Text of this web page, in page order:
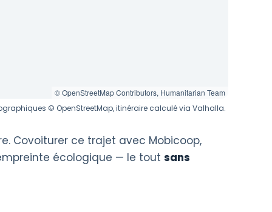
© OpenStreetMap Contributors, Humanitarian Team
© OpenStreetMap, itinéraire calculé via Valhalla.
Covoiturer ce trajet avec Mobicoop,
écologique — le tout sans